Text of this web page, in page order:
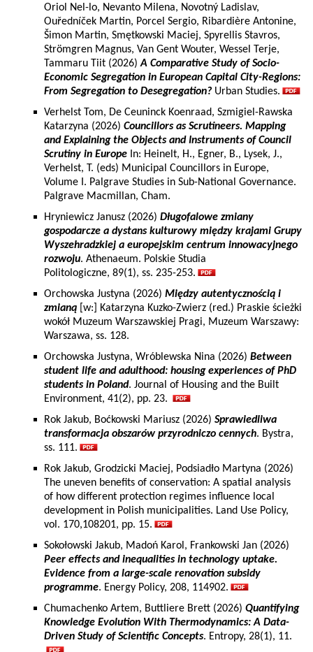
Oriol Nel-lo, Nevanto Milena, Novotný Ladislav,
Ouředníček Martin, Porcel Sergio, Ribardière Antonine,
Šimon Martin, Smętkowski Maciej, Spyrellis Stavros,
Strömgren Magnus, Van Gent Wouter, Wessel Terje,
Tammaru Tiit (2026)A Comparative Study of Socio-
Economic Segregation in European Capital City-Regions:
From Segregation to Desegregation? Urban Studies.
Verhelst Tom, De Ceuninck Koenraad, Szmigiel-Rawska
Katarzyna (2026) Councillors as Scrutineers. Mapping
and Explaining the Objects and Instruments of Council
Scrutiny in Europe In: Heinelt, H., Egner, B., Lysek, J.,
Verhelst, T. (eds) Municipal Councillors in Europe,
Volume I. Palgrave Studies in Sub-National Governance.
Palgrave Macmillan, Cham.
Hryniewicz Janusz (2026) Długofalowe zmiany
gospodarcze a dystans kulturowy między krajami Grupy
Wyszehradzkiej a europejskim centrum innowacyjnego
rozwoju. Athenaeum. Polskie Studia
Politologiczne, 89(1), ss. 235-253.
Orchowska Justyna (2026) Między autentycznością i
zmianą [w:] Katarzyna Kuzko-Zwierz (red.) Praskie ścieżki
wokół Muzeum Warszawskiej Pragi, Muzeum Warszawy:
Warszawa, ss. 128.
Orchowska Justyna, Wróblewska Nina (2026) Between
student life and adulthood: housing experiences of PhD
students in Poland. Journal of Housing and the Built
Environment, 41(2), pp. 23.
Rok Jakub, Boćkowski Mariusz (2026) Sprawiedliwa
transformacja obszarów przyrodniczo cennych. Bystra,
ss. 111.
Rok Jakub, Grodzicki Maciej, Podsiadło Martyna (2026)
The uneven benefits of conservation: A spatial analysis
of how different protection regimes influence local
development in Polish municipalities. Land Use Policy,
vol. 170,108201, pp. 15.
Sokołowski Jakub, Madoń Karol, Frankowski Jan (2026)
Peer effects and inequalities in technology uptake.
Evidence from a large-scale renovation subsidy
programme. Energy Policy, 208, 114902.
Chumachenko Artem, Buttliere Brett (2026) Quantifying
Knowledge Evolution With Thermodynamics: A Data-
Driven Study of Scientific Concepts. Entropy, 28(1), 11.